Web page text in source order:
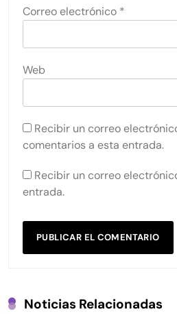
Correo electrónico *
Web
Recibir un correo
comentarios a esta entrada.
Recibir un correo
entrada.
Noticias Relacionadas